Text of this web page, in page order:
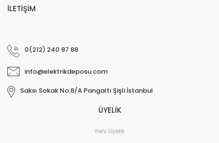
İLETİŞİM
0(212) 240 87 88
info@elektrikdeposu.com
Saksı Sokak No:8/A Pangaltı Şişli İstanbul
ÜYELİK
Yeni Üyelik